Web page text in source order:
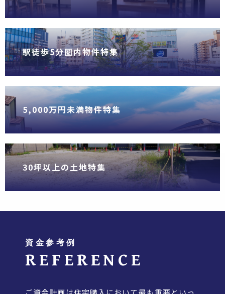
駅徒歩5分圏内物件特集
5,000万円未満物件特集
30坪以上の土地特集
資金参考例
REFERENCE